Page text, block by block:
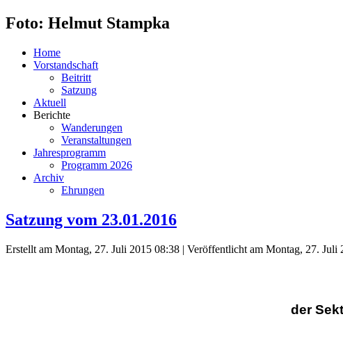
Foto: Helmut Stampka
Home
Vorstandschaft
Beitritt
Satzung
Aktuell
Berichte
Wanderungen
Veranstaltungen
Jahresprogramm
Programm 2026
Archiv
Ehrungen
Satzung vom 23.01.2016
Erstellt am Montag, 27. Juli 2015 08:38 | Veröffentlicht am Montag, 27. Juli
der